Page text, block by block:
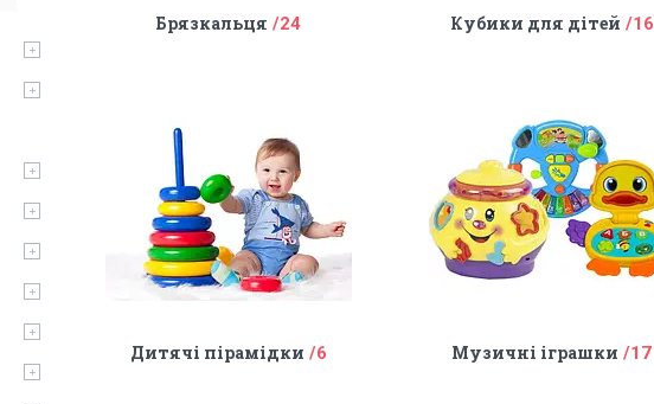
Брязкальця 24 Кубики для дітей 16
Дитячі пірамідки 6 Музичні іграшки 17